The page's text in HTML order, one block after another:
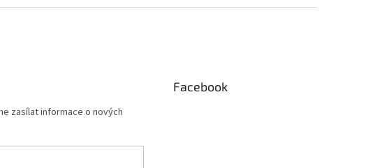
zasílat informace o nových
Facebook